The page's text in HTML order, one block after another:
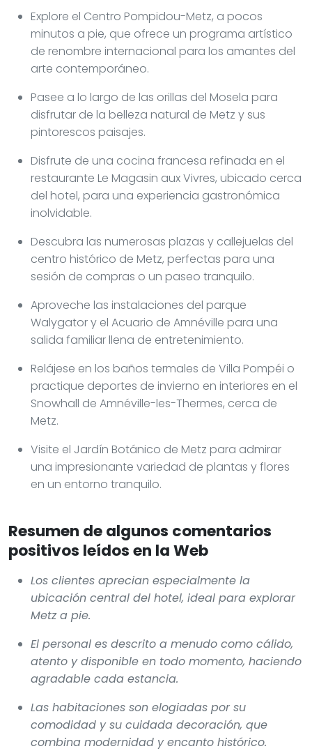
Explore el Centro Pompidou-Metz, a pocos
minutos a pie, que ofrece un programa artístico
de renombre internacional para los amantes del
arte contemporáneo.
Pasee a lo largo de las orillas del Mosela para
disfrutar de la belleza natural de Metz y sus
pintorescos paisajes.
Disfrute de una cocina francesa refinada en el
restaurante Le Magasin aux Vivres, ubicado cerca
del hotel, para una experiencia gastronómica
inolvidable.
Descubra las numerosas plazas y callejuelas del
centro histórico de Metz, perfectas para una
sesión de compras o un paseo tranquilo.
Aproveche las instalaciones del parque
Walygator y el Acuario de Amnéville para una
salida familiar llena de entretenimiento.
Relájese en los baños termales de Villa Pompéi o
practique deportes de invierno en interiores en el
Snowhall de Amnéville-les-Thermes, cerca de
Metz.
Visite el Jardín Botánico de Metz para admirar
una impresionante variedad de plantas y flores
en un entorno tranquilo.
Resumen de algunos comentarios
positivos leídos en la Web
Los clientes aprecian especialmente la
ubicación central del hotel, ideal para explorar
Metz a pie.
El personal es descrito a menudo como cálido,
atento y disponible en todo momento, haciendo
agradable cada estancia.
Las habitaciones son elogiadas por su
comodidad y su cuidada decoración, que
combina modernidad y encanto histórico.